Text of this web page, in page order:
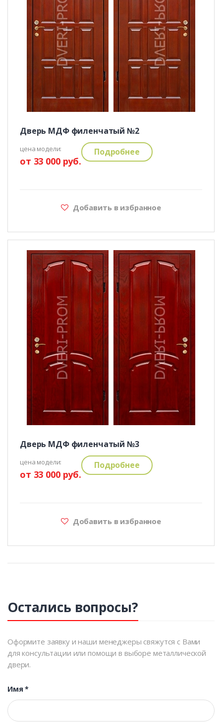
Дверь МДФ филенчатый №2
цена модели:
от 33 000 руб.
Подробнее
Добавить в избранное
Дверь МДФ филенчатый №3
цена модели:
от 33 000 руб.
Подробнее
Добавить в избранное
Остались вопросы?
Оформите заявку и наши менеджеры свяжутся с Вами
для консультации или помощи в выборе металлической
двери.
Имя*